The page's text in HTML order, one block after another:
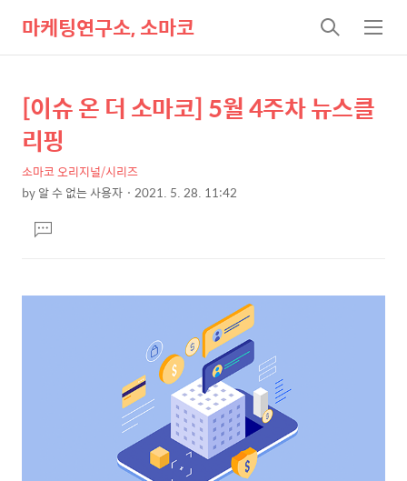
마케팅연구소, 소마코
검
색
메
뉴
상
세
텐
본
문
제
목
[이슈 온 더 소마코] 5월 4주차 뉴스클
리핑
소마코 오리지널/시리즈
by알 수 없는 사용자 2021. 5. 28. 11:42
문댓
글